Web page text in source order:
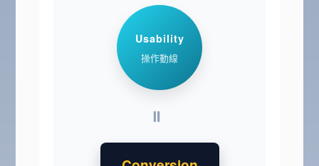
Usability
操作動線